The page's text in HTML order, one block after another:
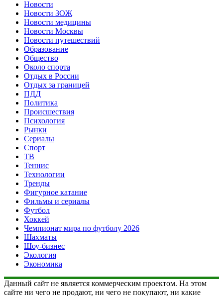
Новости
Новости ЗОЖ
Новости медицины
Новости Москвы
Новости путешествий
Образование
Общество
Около спорта
Отдых в России
Отдых за границей
ПДД
Политика
Происшествия
Психология
Рынки
Сериалы
Спорт
ТВ
Теннис
Технологии
Тренды
Фигурное катание
Фильмы и сериалы
Футбол
Хоккей
Чемпионат мира по футболу 2026
Шахматы
Шоу-бизнес
Экология
Экономика
Данный сайт не является коммерческим проектом. На этом
сайте ни чего не продают, ни чего не покупают, ни какие